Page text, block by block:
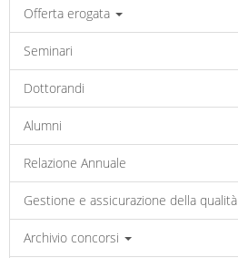
Offerta erogata
Seminari
Dottorandi
Alumni
Relazione Annuale
Gestione e assicurazione della qualità
Archivio concorsi